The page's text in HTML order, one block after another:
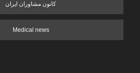
کانون مشاوران ایران
Medical news